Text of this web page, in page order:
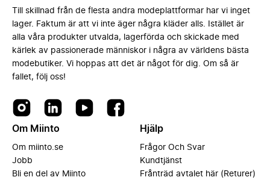
Till skillnad från de flesta andra modeplattformar har vi inget
lager. Faktum är att vi inte äger några kläder alls. Istället är
alla våra produkter utvalda, lagerförda och skickade med
kärlek av passionerade människor i några av världens bästa
modebutiker. Vi hoppas att det är något för dig. Om så är
fallet, följ oss!
Om Miinto
Om miinto.se
Jobb
Bli en del av Miinto
Hjälp
Frågor Och Svar
Kundtjänst
Frånträd avtalet här (Returer)